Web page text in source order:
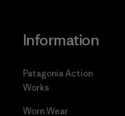
Information
Patagonia Action
Works
Worn Wear